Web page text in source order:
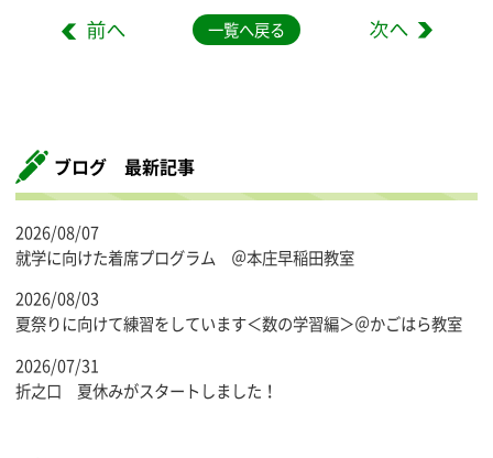
一覧へ戻る
ブログ 最新記事
2026/08/07
就学に向けた着席プログラム ＠本庄早稲田教室
2026/08/03
夏祭りに向けて練習をしています＜数の学習編＞＠かごはら教室
2026/07/31
折之口 夏休みがスタートしました！